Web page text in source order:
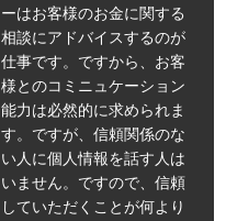
ーはお客様のお金に関する
相談にアドバイスするのが
仕事です。ですから、お客
様とのコミニュケーション
能力は必然的に求められま
す。ですが、信頼関係のな
い人に個人情報を話す人は
いません。ですので、信頼
していただくことが何より